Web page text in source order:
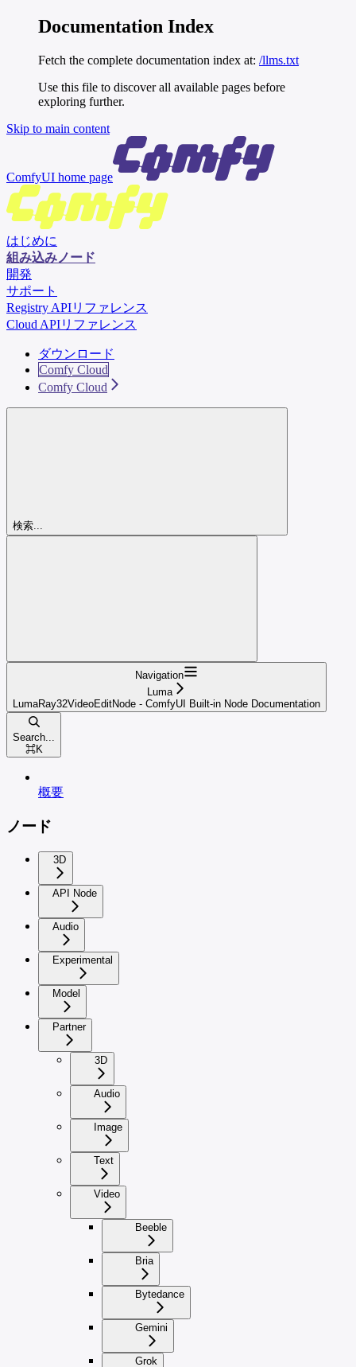
Documentation Index
Fetch the complete documentation index at: /llms.txt
Use this file to discover all available pages before
exploring further.
Skip to main content
ComfyUI home page
はじめに
組み込みノード
開発
サポート
Registry APIリファレンス
Cloud APIリファレンス
ダウンロード
Comfy Cloud
Comfy Cloud
検索...
Navigation
Luma
LumaRay32VideoEditNode - ComfyUI Built-in Node Documentation
Search...
⌘K
概要
ノード
3D
API Node
Audio
Experimental
Model
Partner
3D
Audio
Image
Text
Video
Beeble
Bria
Bytedance
Gemini
Grok